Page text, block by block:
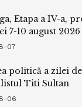
Etapa a IV-a,
7-10 august 2026
07
politică a zilei
Titi Sultan
06